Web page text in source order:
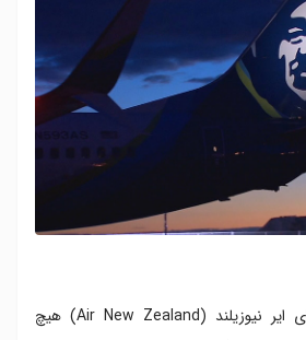
در چند دهه‌ی اخیر برای ایر نیوزیلند (Air New Zealand) هیچ